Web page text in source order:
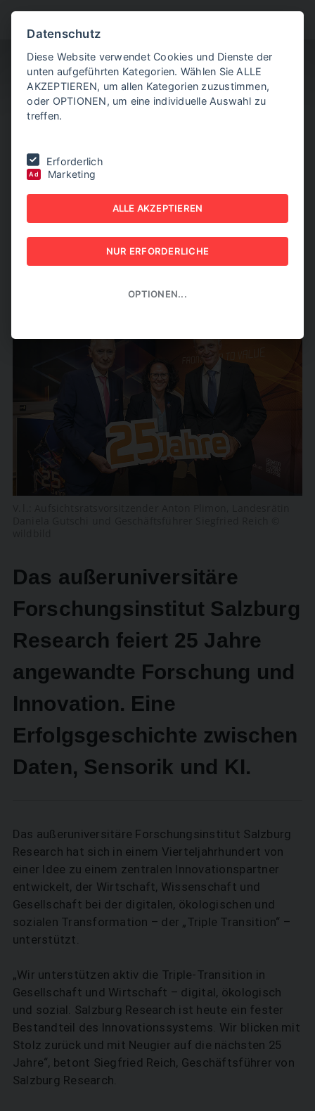
SALZBURG 2025|Von der Idee zum Innovationsmotor.
VON DER IDEE ZUM
INNOVATIONSMOTOR.
NEW BUSINESS BUNDESLANDSPECIAL - SALZBURG
2025
Das außeruniversitäre
Forschungsinstitut Salzburg
Research feiert 25 Jahre
angewandte Forschung und
Innovation. Eine
Erfolgsgeschichte zwischen
Daten, Sensorik und KI.
Das außeruniversitäre Forschungsinstitut Salzburg
Research hat sich in einem Vierteljahrhundert von
einer Idee zu einem zentralen Innovationspartner
entwickelt, der Wirtschaft, Wissenschaft und
Gesellschaft bei der digitalen, ökologischen und
sozialen Transformation – der „Triple Transition“ –
unterstützt.
„Wir unterstützen aktiv die Triple-Transition in
Gesellschaft und Wirtschaft – digital, ökologisch
und sozial. Salzburg Research ist heute ein fester
Bestandteil des Innovationssystems. Wir blicken mit
Stolz zurück und mit Neugier auf die nächsten 25
Jahre“, betont Siegfried Reich, Geschäftsführer von
Salzburg Research.
Datenschutz
Diese Website verwendet Cookies und Dienste der
unten aufgeführten Kategorien. Wählen Sie ALLE
AKZEPTIEREN, um allen Kategorien zuzustimmen,
oder OPTIONEN, um eine individuelle Auswahl zu
treffen.
Erforderlich
Ad Marketing
ALLE AKZEPTIEREN
NUR ERFORDERLICHE
OPTIONEN...